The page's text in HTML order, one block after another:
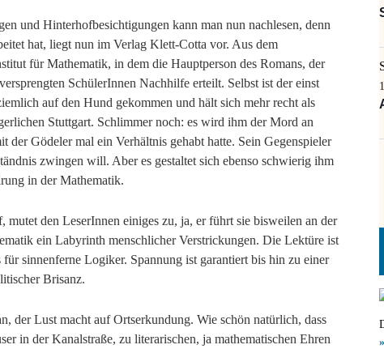
und Hinterhofbesichtigungen kann man nun nachlesen, denn
hat, liegt nun im Verlag Klett-Cotta vor. Aus dem
für Mathematik, in dem die Hauptperson des Romans, der
SchülerInnen Nachhilfe erteilt. Selbst ist der einst
auf den Hund gekommen und hält sich mehr recht als
Stuttgart. Schlimmer noch: es wird ihm der Mord an
Gödeler mal ein Verhältnis gehabt hatte. Sein Gegenspieler
zwingen will. Aber es gestaltet sich ebenso schwierig ihm
in der Mathematik.
den LeserInnen einiges zu, ja, er führt sie bisweilen an der
ein Labyrinth menschlicher Verstrickungen. Die Lektüre ist
sinnenferne Logiker. Spannung ist garantiert bis hin zu einer
Brisanz.
der Lust macht auf Ortserkundung. Wie schön natürlich, dass
in der Kanalstraße, zu literarischen, ja mathematischen Ehren